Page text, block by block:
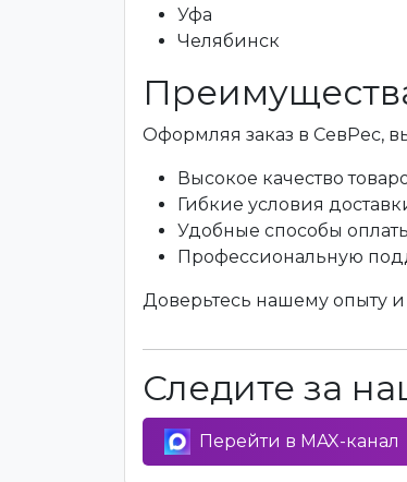
Уфа
Челябинск
Оформляя заказ в СевРес,
Высокое качество
Гибкие условия
Удобные способы
Профессиональную
Доверьтесь нашему опыту и
Следите за
Перейти в MAX-канал